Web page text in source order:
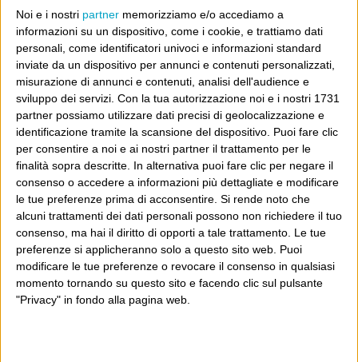
Noi e i nostri partner memorizziamo e/o accediamo a
informazioni su un dispositivo, come i cookie, e trattiamo dati
personali, come identificatori univoci e informazioni standard
inviate da un dispositivo per annunci e contenuti personalizzati,
misurazione di annunci e contenuti, analisi dell'audience e
sviluppo dei servizi. Con la tua autorizzazione noi e i nostri 1731
partner possiamo utilizzare dati precisi di geolocalizzazione e
identificazione tramite la scansione del dispositivo. Puoi fare clic
per consentire a noi e ai nostri partner il trattamento per le
finalità sopra descritte. In alternativa puoi fare clic per negare il
consenso o accedere a informazioni più dettagliate e modificare
le tue preferenze prima di acconsentire. Si rende noto che
alcuni trattamenti dei dati personali possono non richiedere il tuo
consenso, ma hai il diritto di opporti a tale trattamento. Le tue
preferenze si applicheranno solo a questo sito web. Puoi
modificare le tue preferenze o revocare il consenso in qualsiasi
momento tornando su questo sito e facendo clic sul pulsante
"Privacy" in fondo alla pagina web.
POST PRECEDENTE
Vediamo
POST SUCCESSIVO
Il modello Francia
E per i regali di Natale